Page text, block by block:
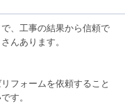
、工事の結果から信頼で
んあります。
フォームを依頼すること
す。